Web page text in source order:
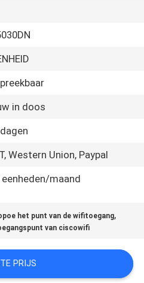
in doos
Western Union, Paypal
eenheden/maand
het punt van de wifitoegang,
van ciscowifi
PRIJS